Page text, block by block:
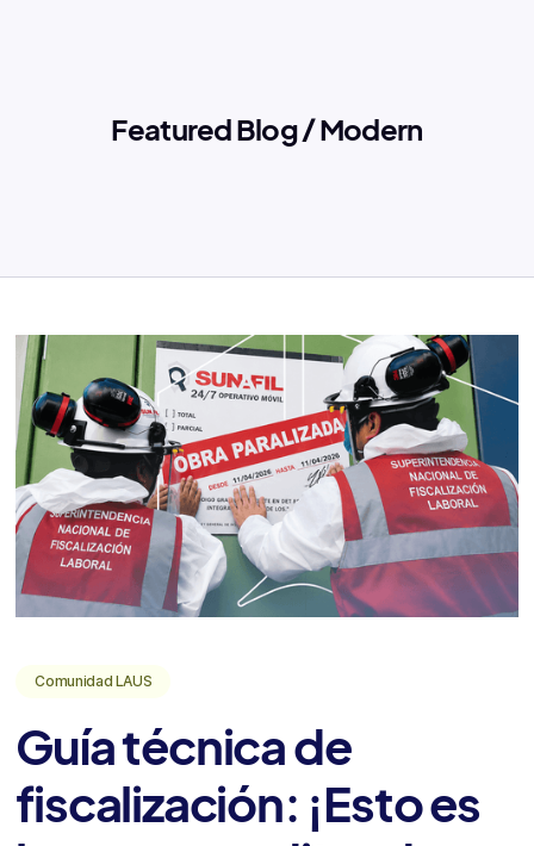
Featured Blog / Modern
Comunidad LAUS
Guía técnica de
fiscalización: ¡Esto es